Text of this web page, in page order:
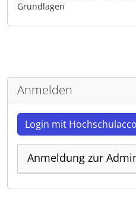
Grundlagen
Anmelden
Login mit
Anmeldung zur